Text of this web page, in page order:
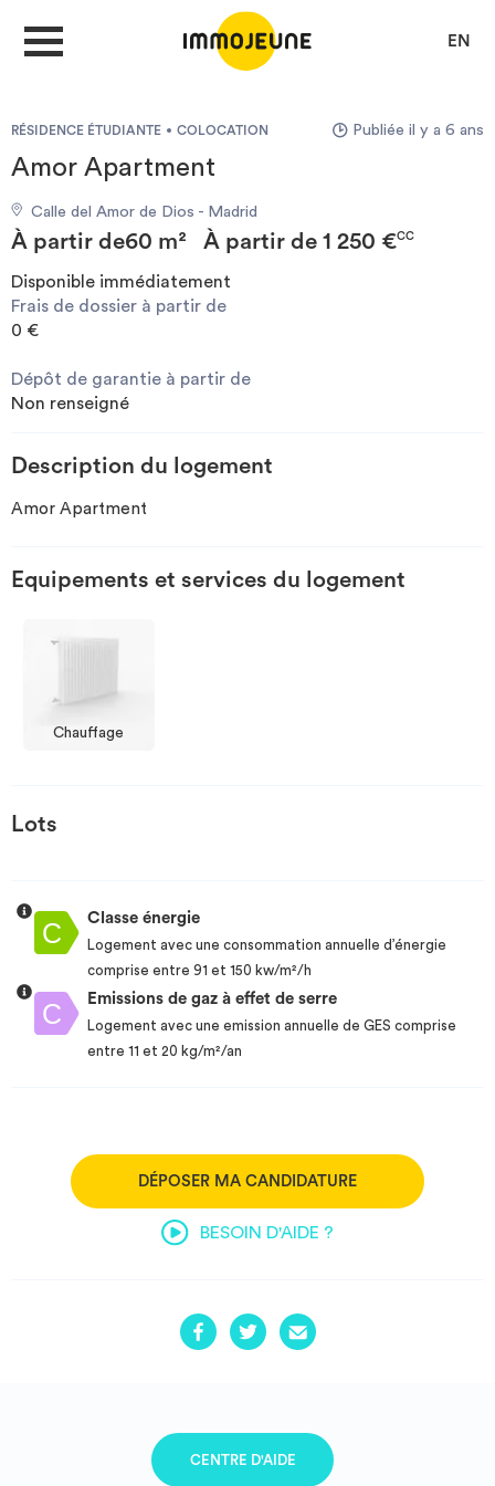
EN
DÉPOSER UNE ANNONCE
Je cherche un logement
Je propose un bien
Investir
Blog
RÉSIDENCE ÉTUDIANTE COLOCATION Publiée il y a 6 ans
Amor Apartment
Calle del Amor de Dios - Madrid
À partir de60 m² À partir de 1 250 €CC
Disponible immédiatement
Frais de dossier à partir de
0 €
Dépôt de garantie à partir de
Non renseigné
Description du logement
Amor Apartment
Equipements et services du logement
Chauffage
Lots
Classe énergie
Logement avec une consommation annuelle d’énergie
comprise entre 91 et 150 kw/m²/h
Emissions de gaz à effet de serre
Logement avec une emission annuelle de GES comprise
entre 11 et 20 kg/m²/an
DÉPOSER MA CANDIDATURE
BESOIN D'AIDE ?
CENTRE D'AIDE